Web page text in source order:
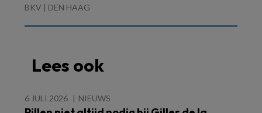
BKV | DEN HAAG
Lees ook
6 JULI 2026 NIEUWS